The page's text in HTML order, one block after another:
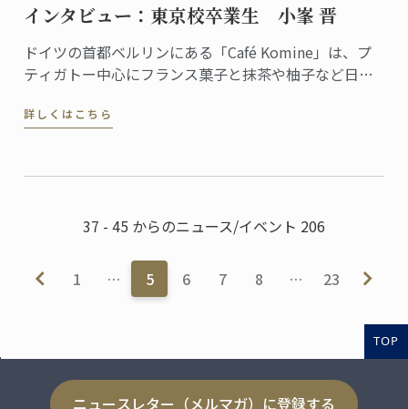
インタビュー：東京校卒業生 小峯 晋
ドイツの首都ベルリンにある「Café Komine」は、プ
ティガトー中心にフランス菓子と抹茶や柚子など日本
で評判のカフェ。オーナーパティシエの小峯晋さん
詳しくはこちら
37 - 45 からのニュース/イベント 206
1 … 5 6 7 8 … 23
TOP
ニュースレター（メルマガ）に登録する